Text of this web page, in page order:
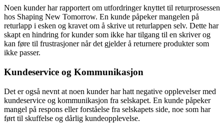
Noen kunder har rapportert om utfordringer knyttet til returprosessen
hos Shaping New Tomorrow. En kunde påpeker mangelen på
returlapp i esken og kravet om å skrive ut returlappen selv. Dette har
skapt en hindring for kunder som ikke har tilgang til en skriver og
kan føre til frustrasjoner når det gjelder å returnere produkter som
ikke passer.
Kundeservice og Kommunikasjon
Det er også nevnt at noen kunder har hatt negative opplevelser med
kundeservice og kommunikasjon fra selskapet. En kunde påpeker
mangel på respons eller forståelse fra selskapets side, noe som har
ført til skuffelse og dårlig kundeopplevelse.